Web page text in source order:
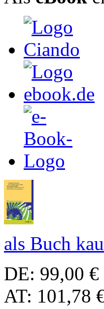
als Buch
DE: 99,00 €
AT: 101,78